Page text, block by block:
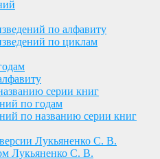
по алфавиту
по циклам
серии книг
по годам
по названию серии книг
Лукьяненко С. В.
Лукьяненко С. В.